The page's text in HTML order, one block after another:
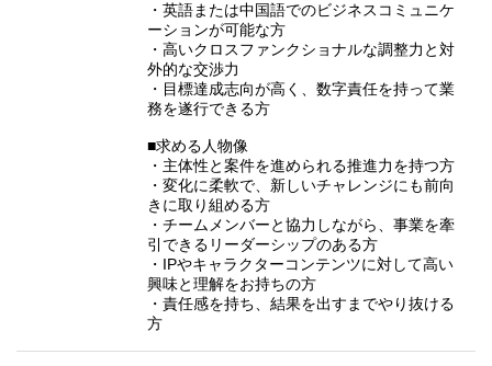
・英語または中国語でのビジネスコミュニケ
ーションが可能な方
・高いクロスファンクショナルな調整力と対
外的な交渉力
・目標達成志向が高く、数字責任を持って業
務を遂行できる方
■求める人物像
・主体性と案件を進められる推進力を持つ方
・変化に柔軟で、新しいチャレンジにも前向
きに取り組める方
・チームメンバーと協力しながら、事業を牽
引できるリーダーシップのある方
・IPやキャラクターコンテンツに対して高い
興味と理解をお持ちの方
・責任感を持ち、結果を出すまでやり抜ける
方